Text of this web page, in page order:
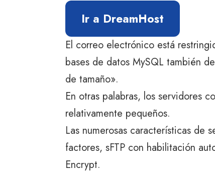
Ir a DreamHost
El correo electrónico está
bases de datos MySQL también
de tamaño».
En otras palabras, los servidores
relativamente pequeños.
Las numerosas características de
factores, sFTP con habilitación
Encrypt.